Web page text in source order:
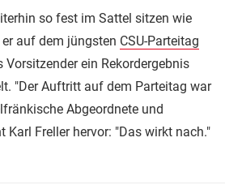
so fest im Sattel sitzen wie
auf dem jüngsten CSU-Parteitag
Vorsitzender ein Rekordergebnis
"Der Auftritt auf dem Parteitag war
Abgeordnete und
Karl Freller hervor: "Das wirkt nach."